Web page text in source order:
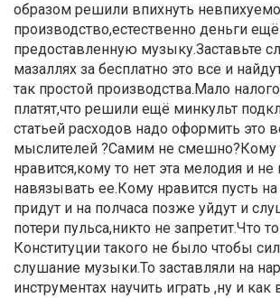
образом решили впихнуть
производство,естественно деньги
предоставленную музыку.Заставьте
мазаллях за бесплатно это все и
так простой производства.Мало
платят,что решили ещё минкульт
статьей расходов надо оформить это
мыслителей ?Самим не смешно?Кому
нравится,кому то нет эта мелодия и не
навязывать ее.Кому нравится пусть
придут и на полчаса позже уйдут и
потери пульса,никто не запретит.Что
Конституции такого не было чтобы
слушание музыки.То заставляли на
инструментах научить играть ,ну и